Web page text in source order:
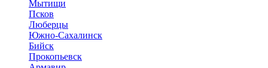
Мытищи
Псков
Люберцы
Южно-Сахалинск
Бийск
Прокопьевск